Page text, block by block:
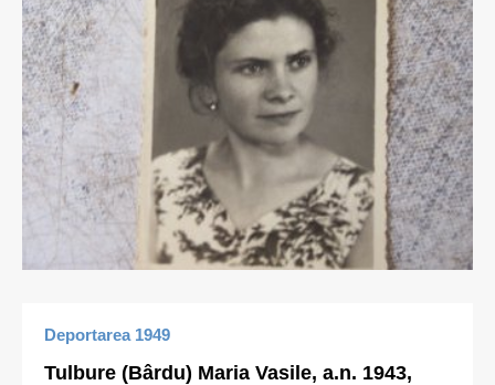
Deportarea 1949
Tulbure (Bârdu) Maria Vasile, a.n. 1943,